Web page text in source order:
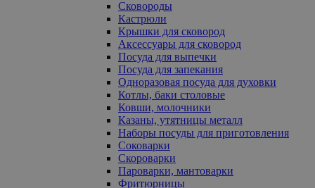
Сковороды
Кастрюли
Крышки для сковород
Аксессуары для сковород
Посуда для выпечки
Посуда для запекания
Одноразовая посуда для духовки
Котлы, баки столовые
Ковши, молочники
Казаны, утятницы металл
Наборы посуды для приготовления
Соковарки
Скороварки
Пароварки, мантоварки
Фритюрницы